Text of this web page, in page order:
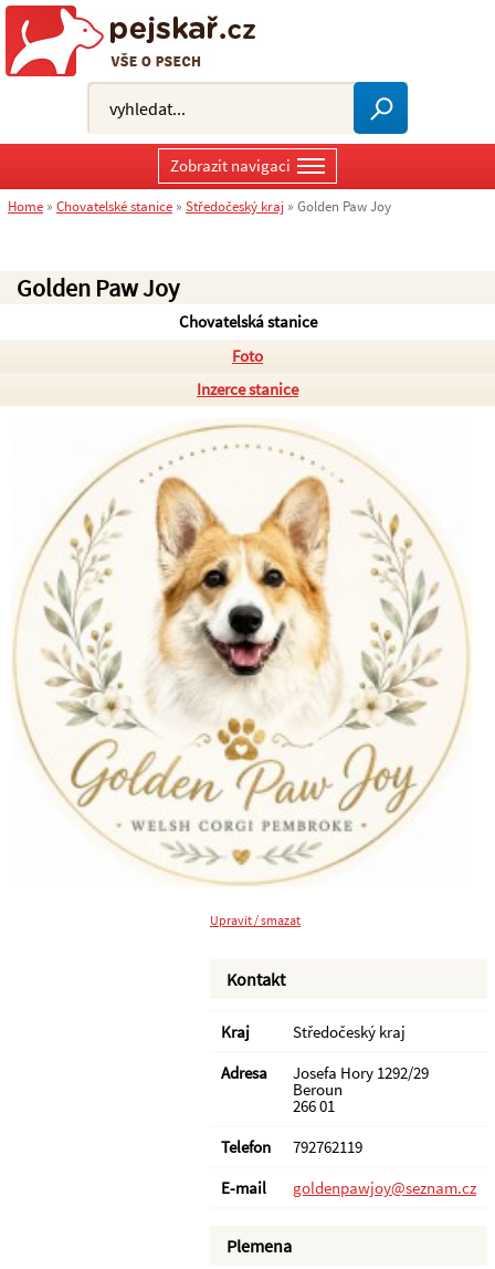
Golden Paw Joy
Chovatelská stanice
Foto
Inzerce stanice
Upravit / smazat
Kontakt
Kraj
Středočeský kraj
Adresa
Josefa Hory 1292/29
Beroun
266 01
Telefon
792762119
E-mail
goldenpawjoy@seznam.cz
Plemena
Zobrazit navigaci
Home » Chovatelské stanice » Středočeský kraj » Golden Paw Joy